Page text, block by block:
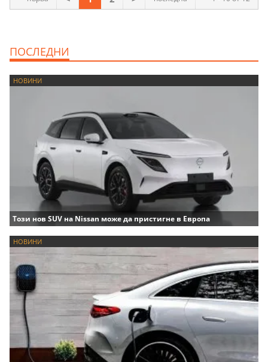
ПОСЛЕДНИ
НОВИНИ
Този нов SUV на Nissan може да пристигне в Европа
НОВИНИ